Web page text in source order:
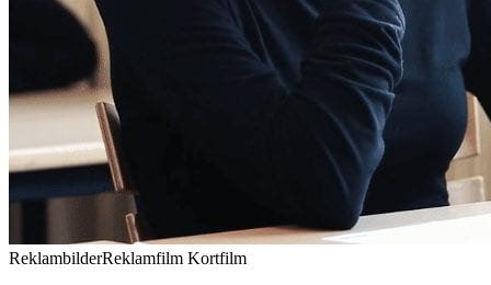
ReklambilderReklamfilm Kortfilm